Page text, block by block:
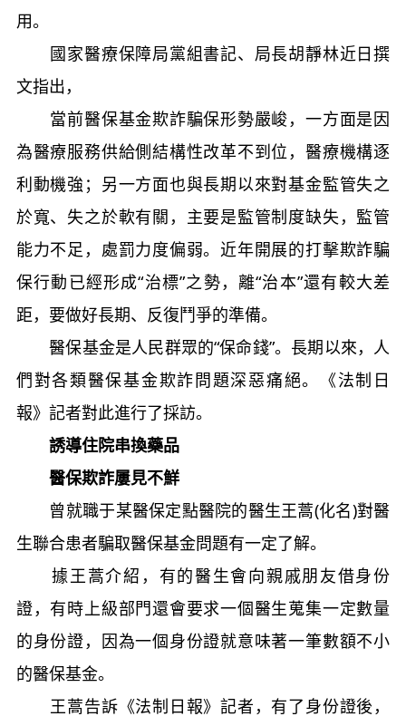
用。
國家醫療保障局黨組書記、局長胡靜林近日撰
文指出，
當前醫保基金欺詐騙保形勢嚴峻，一方面是因
為醫療服務供給側結構性改革不到位，醫療機構逐
利動機強；另一方面也與長期以來對基金監管失之
於寬、失之於軟有關，主要是監管制度缺失，監管
能力不足，處罰力度偏弱。近年開展的打擊欺詐騙
保行動已經形成“治標”之勢，離“治本”還有較大差
距，要做好長期、反復鬥爭的準備。
醫保基金是人民群眾的“保命錢”。長期以來，人
們對各類醫保基金欺詐問題深惡痛絕。《法制日
報》記者對此進行了採訪。
誘導住院串換藥品
醫保欺詐屢見不鮮
曾就職于某醫保定點醫院的醫生王蒿(化名)對醫
生聯合患者騙取醫保基金問題有一定了解。
據王蒿介紹，有的醫生會向親戚朋友借身份
證，有時上級部門還會要求一個醫生蒐集一定數量
的身份證，因為一個身份證就意味著一筆數額不小
的醫保基金。
王蒿告訴《法制日報》記者，有了身份證後，